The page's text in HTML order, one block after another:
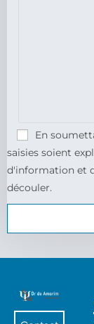
En
saisies soient
d'information et
découler.